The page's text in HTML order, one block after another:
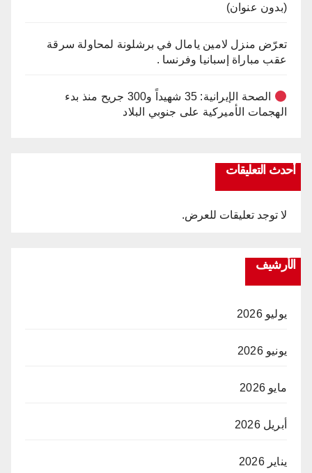
(بدون عنوان)
تعرّض منزل لامين يامال في برشلونة لمحاولة سرقة
عقب مباراة إسبانيا وفرنسا .
الصحة الإيرانية: 35 شهيداً و300 جريح منذ بدء
الهجمات الأميركية على جنوبي البلاد
أحدث التعليقات
لا توجد تعليقات للعرض.
الأرشيف
يوليو 2026
يونيو 2026
مايو 2026
أبريل 2026
يناير 2026